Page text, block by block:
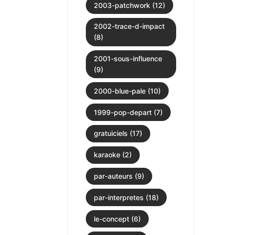
2003-patchwork (12)
2002-trace-d-impact
(8)
2001-sous-influence
(9)
2000-blue-pale (10)
1999-pop-depart (7)
gratuiciels (17)
karaoke (2)
par-auteurs (9)
par-interpretes (18)
le-concept (6)